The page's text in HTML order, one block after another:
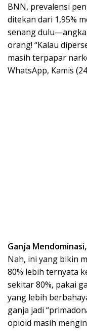
BNN, prevalensi
ditekan dari 1,95%
senang dulu—angka
orang! “Kalau
masih terpapar
WhatsApp, Kamis
Ganja
Nah, ini yang bikin
80% lebih ternyata
sekitar 80%, pakai
yang lebih
ganja jadi
opioid masih